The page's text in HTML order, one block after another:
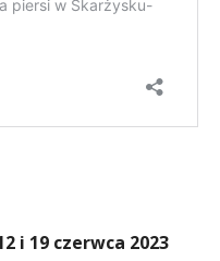
i 19 czerwca 2023